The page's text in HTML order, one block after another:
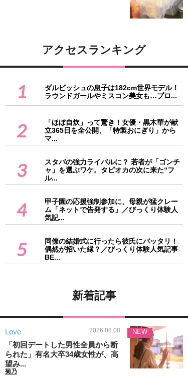
アクセスランキング
1
ダルビッシュの息子は182cm世界モデル！
ラウンドガールやミスコン美女も…プロ...
2
「ほぼ自炊」って驚き！女優・黒木華が献
立365日を全公開、「特製おにぎり」から
マ...
3
スタバの強力ライバルに？ 若者が「ゴンチ
ャ」を選ぶワケ。タピオカの次に来た“フ
ル...
4
甲子園の応援強制参加に、母親が猛クレー
ム「ネットで告発する」／びっくり体験人
気記...
5
同僚の結婚式に行ったら彼氏にバッタリ！
偶然が招いた縁？／びっくり体験人気記事
BE...
新着記事
Love 2026.08.08
「初回デートした男性全員から断
られた」有名大卒34歳女性が、高
望み...
菊乃
NEW